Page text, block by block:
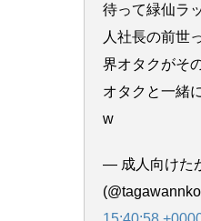
待って緑仙ラ
人社長の前世
界オタクがそ
オタクと一緒
w
— 成人向けた